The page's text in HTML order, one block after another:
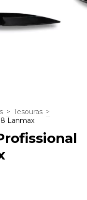
> Tesouras >
Lanmax